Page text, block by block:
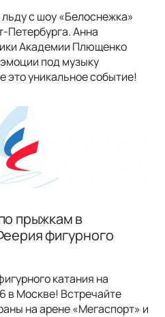
льду с шоу «Белоснежка»
Петербурга. Анна
Академии Плющенко
под музыку
это уникальное событие!
прыжкам в
фигурного
катания на
в Москве! Встречайте
на арене «Мегаспорт» и